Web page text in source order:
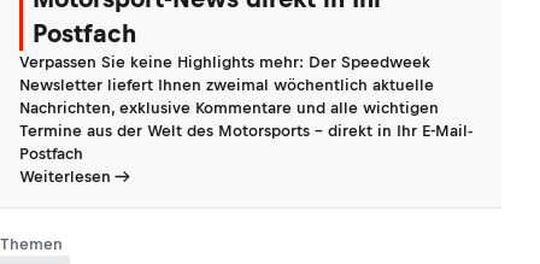
Postfach
Verpassen Sie keine Highlights mehr: Der Speedweek
Newsletter liefert Ihnen zweimal wöchentlich aktuelle
Nachrichten, exklusive Kommentare und alle wichtigen
Termine aus der Welt des Motorsports - direkt in Ihr E-Mail-
Postfach
Weiterlesen
Themen